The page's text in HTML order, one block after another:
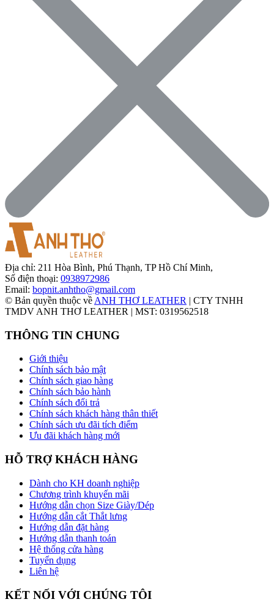
Địa chỉ: 211 Hòa Bình, Phú Thạnh, TP Hồ Chí Minh,
Số điện thoại: 0938972986
Email: bopnit.anhtho@gmail.com
© Bản quyền thuộc về ANH THƠ LEATHER | CTY TNHH
TMDV ANH THƠ LEATHER | MST: 0319562518
THÔNG TIN CHUNG
Giới thiệu
Chính sách bảo mật
Chính sách giao hàng
Chính sách bảo hành
Chính sách đổi trả
Chính sách khách hàng thân thiết
Chính sách ưu đãi tích điểm
Ưu đãi khách hàng mới
HỖ TRỢ KHÁCH HÀNG
Dành cho KH doanh nghiệp
Chương trình khuyến mãi
Hướng dẫn chọn Size Giày/Dép
Hướng dẫn cắt Thắt lưng
Hướng dẫn đặt hàng
Hướng dẫn thanh toán
Hệ thống cửa hàng
Tuyển dụng
Liên hệ
KẾT NỐI VỚI CHÚNG TÔI